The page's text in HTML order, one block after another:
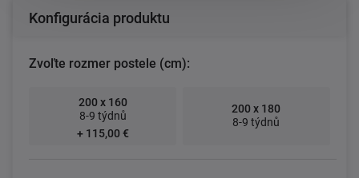
Konfigurácia produktu
Zvoľte rozmer postele (cm):
200 x 160
8-9 týdnů
+ 115,00 €
200 x 180
8-9 týdnů